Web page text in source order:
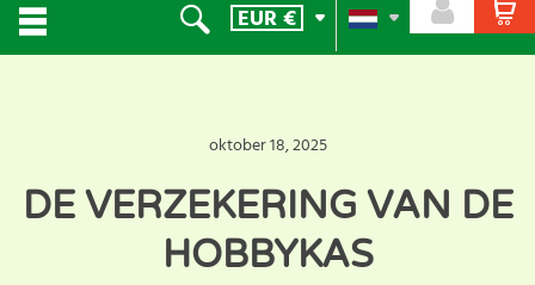
EUR€
oktober 18, 2025
DE VERZEKERING VAN DE
HOBBYKAS